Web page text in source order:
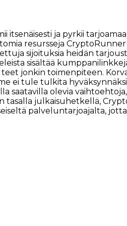
itsenäisesti ja pyrkii
resursseja
sijoituksia heidän
sisältää
jonkin toimenpiteen.
ei tule tulkita
saatavilla olevia
tasalla julkaisuhetkellä,
palveluntarjoajalta,